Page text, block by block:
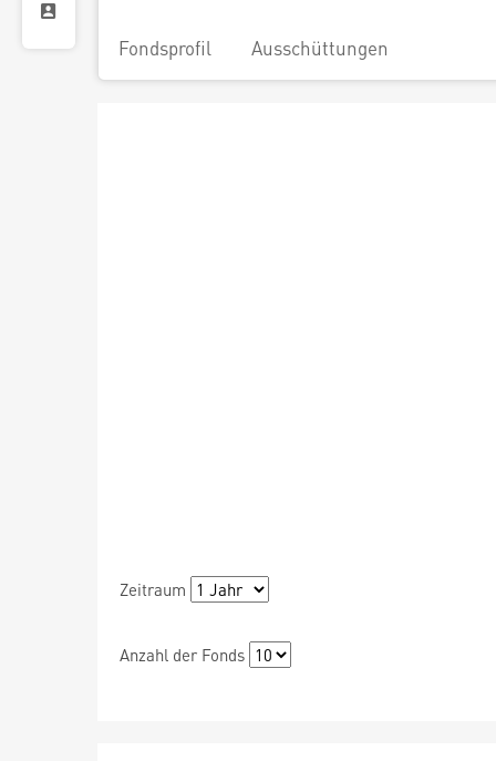
Fondsprofil Ausschüttungen
Zeitraum
Anzahl der Fonds